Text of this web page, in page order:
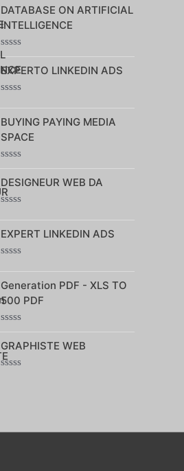
0
sur
5
DATABASE ON ARTIFICIAL
INTELLIGENCE
Note
0
sur
5
EXPERTO LINKEDIN ADS
sur
5
BUYING PAYING MEDIA
SPACE
0
sur
5
DESIGNEUR WEB DA
sur
EXPERT LINKEDIN ADS
sur
5
Generation PDF - XLS TO
500 PDF
0
sur
5
GRAPHISTE WEB